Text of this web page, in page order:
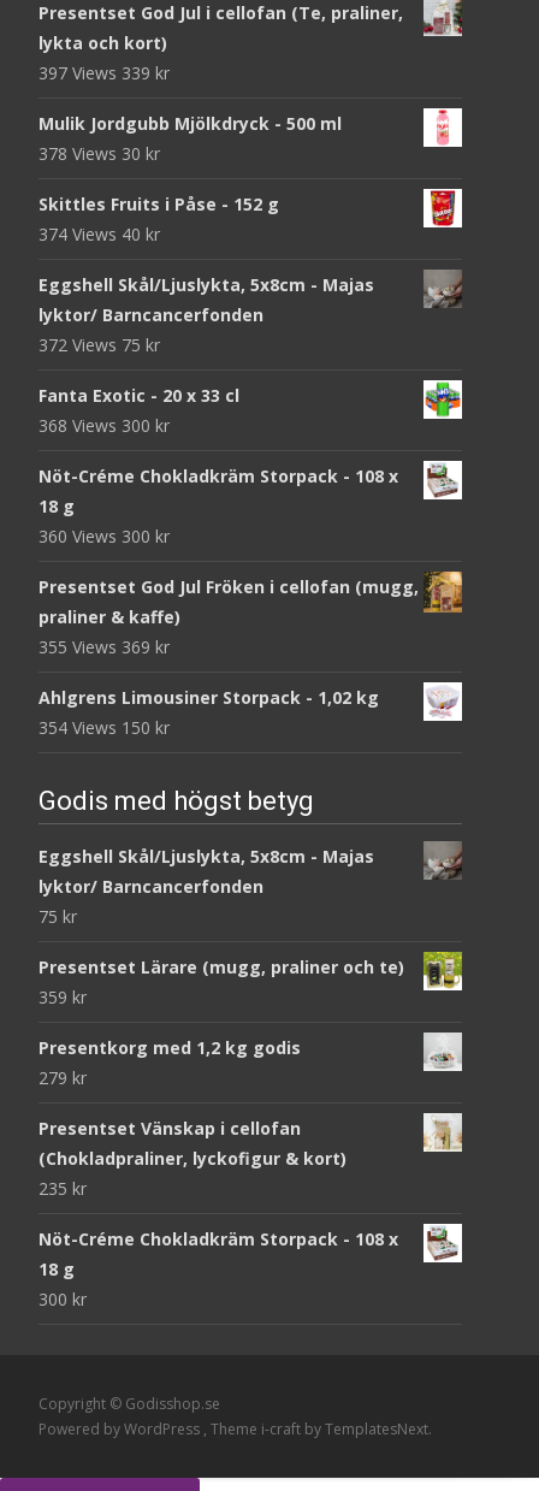
Presentset God Jul i cellofan (Te, praliner,
lykta och kort)
397 Views 339 kr
Mulik Jordgubb Mjölkdryck - 500 ml
378 Views 30 kr
Skittles Fruits i Påse - 152 g
374 Views 40 kr
Eggshell Skål/Ljuslykta, 5x8cm - Majas
lyktor/ Barncancerfonden
372 Views 75 kr
Fanta Exotic - 20 x 33 cl
368 Views 300 kr
Nöt-Créme Chokladkräm Storpack - 108 x
18 g
360 Views 300 kr
Presentset God Jul Fröken i cellofan (mugg,
praliner & kaffe)
355 Views 369 kr
Ahlgrens Limousiner Storpack - 1,02 kg
354 Views 150 kr
Godis med högst betyg
Eggshell Skål/Ljuslykta, 5x8cm - Majas
lyktor/ Barncancerfonden
75 kr
Presentset Lärare (mugg, praliner och te)
359 kr
Presentkorg med 1,2 kg godis
279 kr
Presentset Vänskap i cellofan
(Chokladpraliner, lyckofigur & kort)
235 kr
Nöt-Créme Chokladkräm Storpack - 108 x
18 g
300 kr
Copyright © Godisshop.se
Powered by WordPress , Theme i-craft by TemplatesNext.